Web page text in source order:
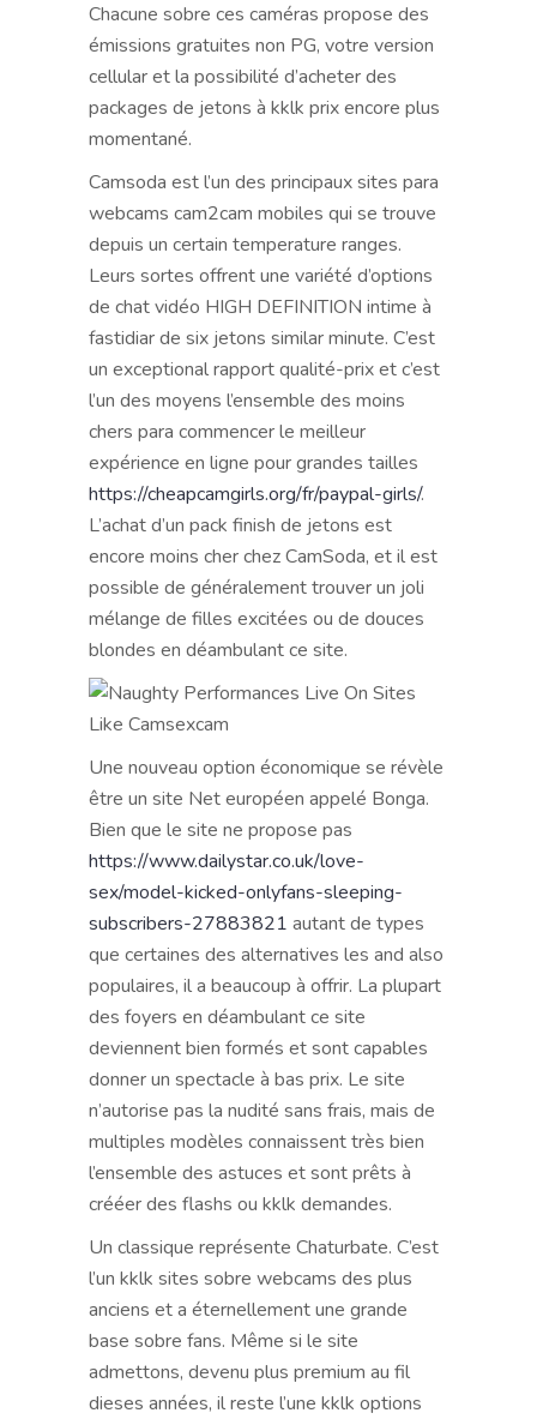
Chacune sobre ces caméras propose des
émissions gratuites non PG, votre version
cellular et la possibilité d’acheter des
packages de jetons à kklk prix encore plus
momentané.
Camsoda est l’un des principaux sites para
webcams cam2cam mobiles qui se trouve
depuis un certain temperature ranges.
Leurs sortes offrent une variété d’options
de chat vidéo HIGH DEFINITION intime à
fastidiar de six jetons similar minute. C’est
un exceptional rapport qualité-prix et c’est
l’un des moyens l’ensemble des moins
chers para commencer le meilleur
expérience en ligne pour grandes tailles
https://cheapcamgirls.org/fr/paypal-girls/.
L’achat d’un pack finish de jetons est
encore moins cher chez CamSoda, et il est
possible de généralement trouver un joli
mélange de filles excitées ou de douces
blondes en déambulant ce site.
Une nouveau option économique se révèle
être un site Net européen appelé Bonga.
Bien que le site ne propose pas
https://www.dailystar.co.uk/love-
sex/model-kicked-onlyfans-sleeping-
subscribers-27883821 autant de types
que certaines des alternatives les and also
populaires, il a beaucoup à offrir. La plupart
des foyers en déambulant ce site
deviennent bien formés et sont capables
donner un spectacle à bas prix. Le site
n’autorise pas la nudité sans frais, mais de
multiples modèles connaissent très bien
l’ensemble des astuces et sont prêts à
crééer des flashs ou kklk demandes.
Un classique représente Chaturbate. C’est
l’un kklk sites sobre webcams des plus
anciens et a éternellement une grande
base sobre fans. Même si le site
admettons, devenu plus premium au fil
dieses années, il reste l’une kklk options